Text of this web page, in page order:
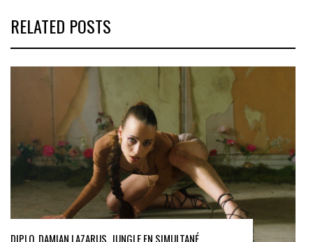
RELATED POSTS
DIPLO, DAMIAN LAZARUS, JUNGLE EN SIMULTANÉ